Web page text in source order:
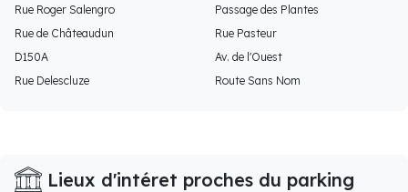
Rue Roger Salengro
Passage des Plantes
Rue de Châteaudun
Rue Pasteur
D150A
Av. de l'Ouest
Rue Delescluze
Route Sans Nom
Lieux d'intéret proches du parking